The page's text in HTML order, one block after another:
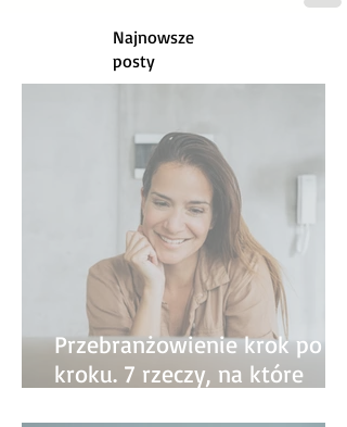
Najnowsze
posty
Przebranżowienie krok po
kroku. 7 rzeczy, na które